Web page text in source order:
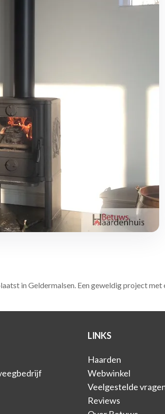
in Geldermalsen. Een geweldig project met
LINKS
Haarden
Webwinkel
Veelgestelde
Reviews